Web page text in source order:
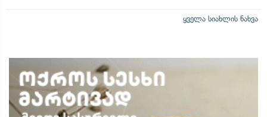
ყველა სიახლის ნახვა